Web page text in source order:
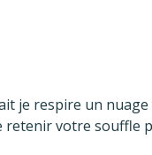
je respire un
votre souffle